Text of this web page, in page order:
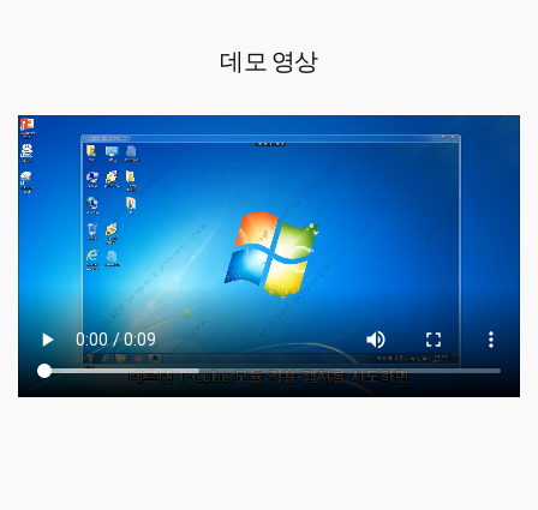
데모 영상